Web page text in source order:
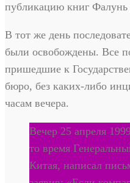
публикацию книг
В тот же день
были освобождены. Все
пришедшие к
бюро, без каких-либо
часам вечера.
Вечер 25 апреля
то время
Китая, написал